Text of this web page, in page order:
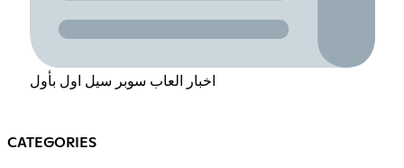
اخبار العاب سوبر سيل اول بأول
CATEGORIES